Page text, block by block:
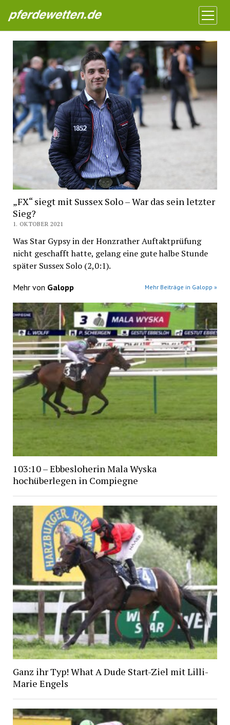
Pferdewetten News
Menü
öffnen
„FX“ siegt mit Sussex Solo – War das sein letzter
Sieg?
1. OKTOBER 2021
Was Star Gypsy in der Honzrather Auftaktprüfung
nicht geschafft hatte, gelang eine gute halbe Stunde
später Sussex Solo (2,0:1).
Mehr von Galopp Mehr Beiträge in Galopp »
103:10 – Ebbesloherin Mala Wyska
hochüberlegen in Compiegne
Ganz ihr Typ! What A Dude Start-Ziel mit Lilli-
Marie Engels